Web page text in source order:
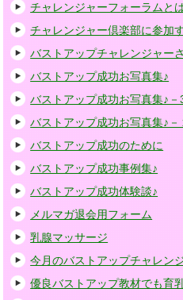
チャレンジャーフォーラムと
チャレンジャー倶楽部に参加
バストアップチャレンジャー
バストアップ成功お写真集♪
バストアップ成功お写真集♪－
バストアップ成功お写真集♪－
バストアップ成功のために
バストアップ成功事例集♪
バストアップ成功体験談♪
メルマガ退会用フォーム
乳腺マッサージ
今月のバストアップチャレン
優良バストアップ教材でも育